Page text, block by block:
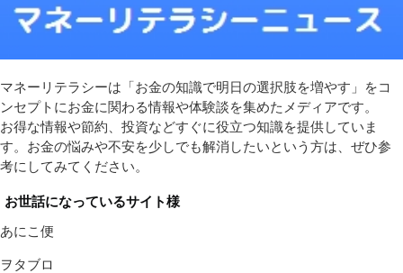
マネーリテラシーは「お金の知識で明日の選択肢を増やす」をコ
ンセプトにお金に関わる情報や体験談を集めたメディアです。
お得な情報や節約、投資などすぐに役立つ知識を提供していま
す。お金の悩みや不安を少しでも解消したいという方は、ぜひ参
考にしてみてください。
お世話になっているサイト様
あにこ便
ヲタブロ